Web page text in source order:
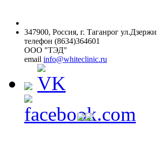
347900, Россия, г. Таганрог
телефон (8634)364601
ООО "ТЭД"
email info@whiteclinic.ru